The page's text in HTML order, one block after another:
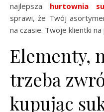
najlepsza hurtownia
sprawi, że Twój
na czasie. Twoje klientki
Elementy,
trzeba
kupując